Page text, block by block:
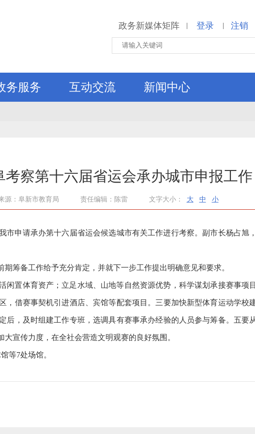
政务新媒体矩阵 | 登录 | 注销
务服务 互动交流 新闻中心
察第十六届省运会承办城市申报工作
源：阜新市教育局 责任编辑：陈雷 文字大小： 大 中 小
市申请承办第十六届省运会候选城市有关工作进行考察。副市长杨占旭
筹备工作给予充分肯定，并就下一步工作提出明确意见和要求。
闲置体育资产；立足水域、山地等自然资源优势，科学谋划承接赛事项
，借赛事契机引进酒店、宾馆等配套项目。三要加快新型体育运动学校
后，及时组建工作专班，选调具有赛事承办经验的人员参与筹备。五要
宣传力度，在全社会营造文明观赛的良好氛围。
等7处场馆。